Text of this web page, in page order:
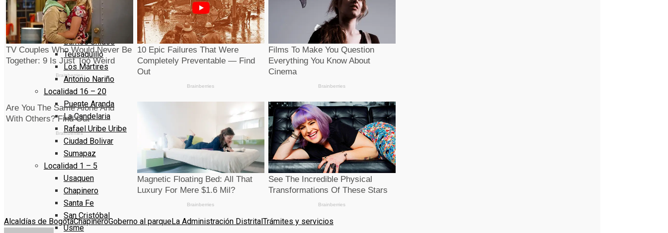
Bogotá
Localidad 11 – 15
Suba
Barrios Unidos
Teusaquillo
Los Mártires
Antonio Nariño
Localidad 16 – 20
Puente Aranda
La Candelaria
Rafael Uribe Uribe
Ciudad Bolivar
Sumapaz
Localidad 1 – 5
Usaquen
Chapinero
Santa Fe
San Cristóbal
Usme
Alcaldías de BogotáChapineroGoberno al parqueLa Administración DistritalTrámites y servicios